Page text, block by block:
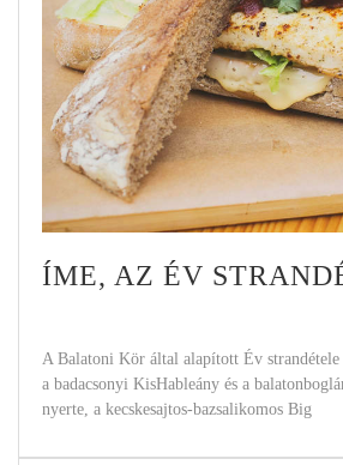
ÍME, AZ ÉV
A Balatoni Kör által alapított Év
a badacsonyi KisHableány és a
nyerte, a kecskesajtos-bazsalikomos Big